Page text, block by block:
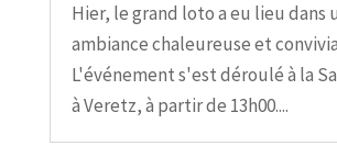
Hier, le grand loto a eu lieu dans
ambiance chaleureuse et
L'événement s'est déroulé à la
à Veretz, à partir de 13h00....